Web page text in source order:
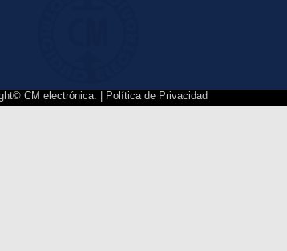
CM electrónica. |
Política de Privacidad